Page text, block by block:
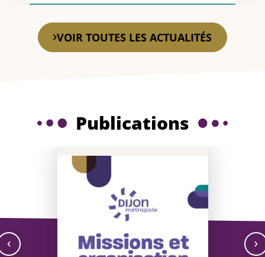
VOIR TOUTES LES ACTUALITÉS
Publications